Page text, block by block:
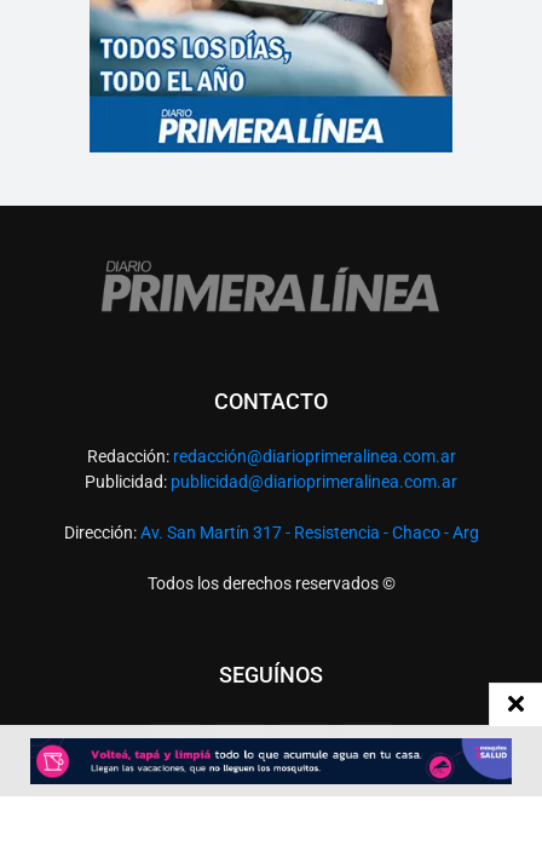
CONTACTO
Redacción: redacción@diarioprimeralinea.com.ar
Publicidad: publicidad@diarioprimeralinea.com.ar
Dirección:Av. San Martín 317 - Resistencia - Chaco - Arg
Todos los derechos reservados ©
SEGUÍNOS